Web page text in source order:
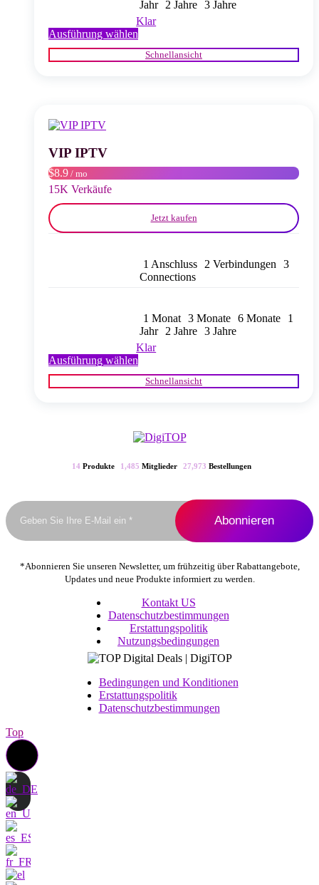
Jahr 2 Jahre 3 Jahre
Klar
Ausführung wählen
Produkt
weist
Schnellansicht
VIP IPTV
$8.9 / mo
15K Verkäufe
Jetzt kaufen
1 Anschluss 2 Verbindungen
3
Connections
1 Monat 3 Monate 6 Monate
1
Jahr
2 Jahre 3 Jahre
Klar
Ausführung wählen
Produkt
weist
Die
können
Produktseite
Schnellansicht
14 Produkte 1,485 Mitglieder 27,973 Bestellungen
*Abonnieren Sie unseren Newsletter, um frühzeitig über Rabattangebote,
Updates und neue Produkte informiert zu werden.
Kontakt US
Datenschutzbestimmungen
Erstattungspolitik
Nutzungsbedingungen
Bedingungen und Konditionen
Erstattungspolitik
Datenschutzbestimmungen
Top